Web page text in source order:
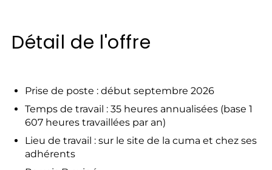
Détail de l'offre
Prise de poste : début septembre 2026
Temps de travail : 35 heures annualisées (base 1
607 heures travaillées par an)
Lieu de travail : sur le site de la cuma et chez ses
adhérents